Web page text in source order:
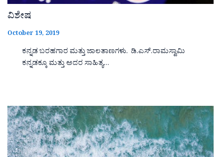
ವಿಶೇಷ
October 19, 2019
ಕನ್ನಡ ಬರಹಗಾರ ಮತ್ತು ಜಾಲತಾಣಗಳು. ಡಿ.ಎಸ್.ರಾಮಸ್ವಾಮಿ
ಕನ್ನಡಕ್ಕೂ ಮತ್ತು ಅದರ ಸಾಹಿತ್ಯ…